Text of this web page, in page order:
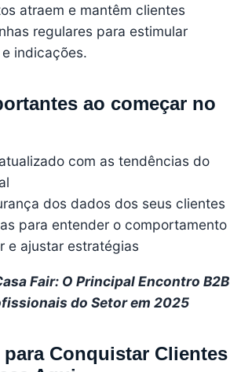
atraem e mantêm clientes
regulares para estimular
indicações.
ao começar no
com as tendências do
dos dados dos seus clientes
para entender o comportamento
e ajustar estratégias
Fair: O Principal Encontro B2B
do Setor em 2025
Conquistar Clientes